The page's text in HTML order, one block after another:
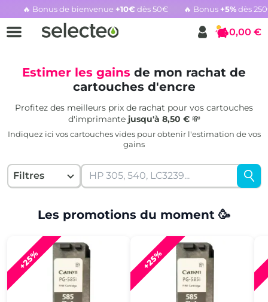
🔥 Bonus de bienvenue +10€ dès 50€ 🔥 Bonus +5%dès
Rachat cartouche vide, voir l'offre promotionnelle
Panier
0,00 €
Estimer les gains de mon rachat de
cartouches d'encre
Profitez des meilleurs prix de rachat pour vos cartouches
d'imprimante jusqu'à 8,50 €💸
Indiquez ici vos cartouches vides pour obtenir l'estimation de vos
gains
Filtres
Les promotions du moment 🥳
+25% +25%